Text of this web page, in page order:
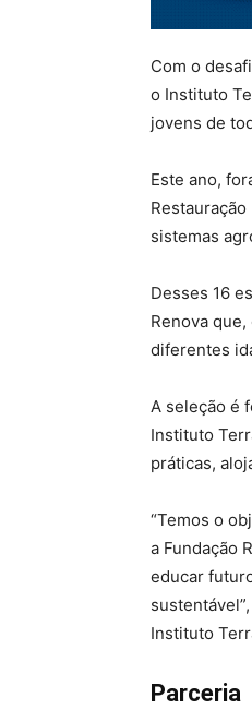
Com o
o Instituto
jovens de
Este ano,
sistemas
Desses 16
Renova
diferentes
A seleção é
Instituto
práticas,
“Temos o
a Fundação
educar
Instituto
Parceria